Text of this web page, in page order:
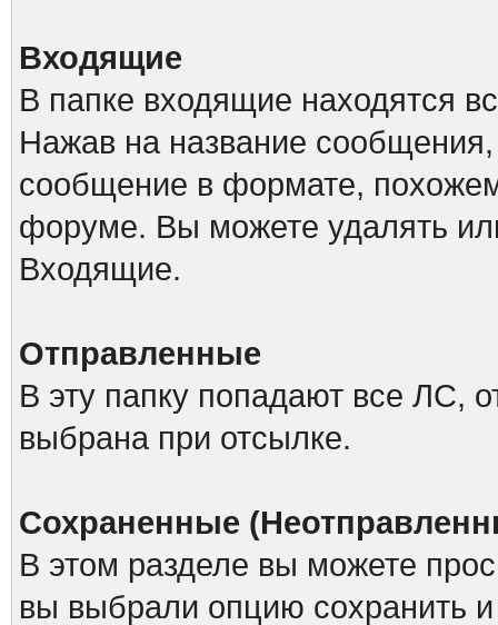
Входящие
В папке входящие находятся
Нажав на название
сообщение в формате,
форуме. Вы можете удалять
Входящие.
Отправленные
В эту папку попадают все ЛС,
выбрана при отсылке.
Сохраненные
В этом разделе вы можете
вы выбрали опцию сохранить и